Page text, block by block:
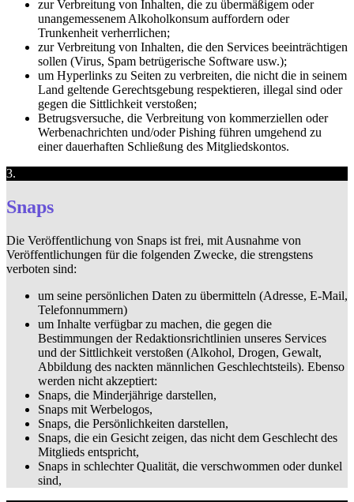
zur Verbreitung von Inhalten, die zu übermäßigem oder
unangemessenem Alkoholkonsum auffordern oder
Trunkenheit verherrlichen;
zur Verbreitung von Inhalten, die den Services beeinträchtigen
sollen (Virus, Spam betrügerische Software usw.);
um Hyperlinks zu Seiten zu verbreiten, die nicht die in seinem
Land geltende Gerechtsgebung respektieren, illegal sind oder
gegen die Sittlichkeit verstoßen;
Betrugsversuche, die Verbreitung von kommerziellen oder
Werbenachrichten und/oder Pishing führen umgehend zu
einer dauerhaften Schließung des Mitgliedskontos.
3.
Snaps
Die Veröffentlichung von Snaps ist frei, mit Ausnahme von
Veröffentlichungen für die folgenden Zwecke, die strengstens
verboten sind:
um seine persönlichen Daten zu übermitteln (Adresse, E-Mail,
Telefonnummern)
um Inhalte verfügbar zu machen, die gegen die
Bestimmungen der Redaktionsrichtlinien unseres Services
und der Sittlichkeit verstoßen (Alkohol, Drogen, Gewalt,
Abbildung des nackten männlichen Geschlechtsteils). Ebenso
werden nicht akzeptiert:
Snaps, die Minderjährige darstellen,
Snaps mit Werbelogos,
Snaps, die Persönlichkeiten darstellen,
Snaps, die ein Gesicht zeigen, das nicht dem Geschlecht des
Mitglieds entspricht,
Snaps in schlechter Qualität, die verschwommen oder dunkel
sind,